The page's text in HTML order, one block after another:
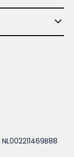
NL002211469B88